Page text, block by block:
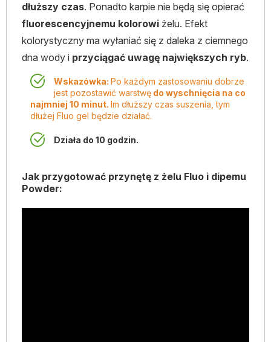
dłuższy czas. Ponadto karpie nie będą się opierać
fluorescencyjnemu kolorowi żelu. Efekt
kolorystyczny ma wyłaniać się z daleka z ciemnego
dna wody i przyciągać uwagę największych ryb.
Wskazówka: Po każdym zastosowaniu dobrze
jest pozostawić warstwę do wyschnięcia na co
najmniej 10 minut. Im dłuższy czas suszenia, tym
dłużej Fluo gel będzie działać.
Działa do 10 godzin.
Jak przygotować przynętę z żelu Fluo i dipemu
Powder: